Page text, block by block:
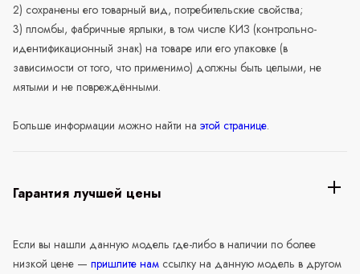
2) сохранены его товарный вид, потребительские свойства;
3) пломбы, фабричные ярлыки, в том числе КИЗ (контрольно-
идентификационный знак) на товаре или его упаковке (в
зависимости от того, что применимо) должны быть целыми, не
мятыми и не повреждёнными.
Больше информации можно найти на этой странице.
Гарантия лучшей цены
Если вы нашли данную модель где-либо в наличии по более
низкой цене — пришлите нам ссылку на данную модель в другом